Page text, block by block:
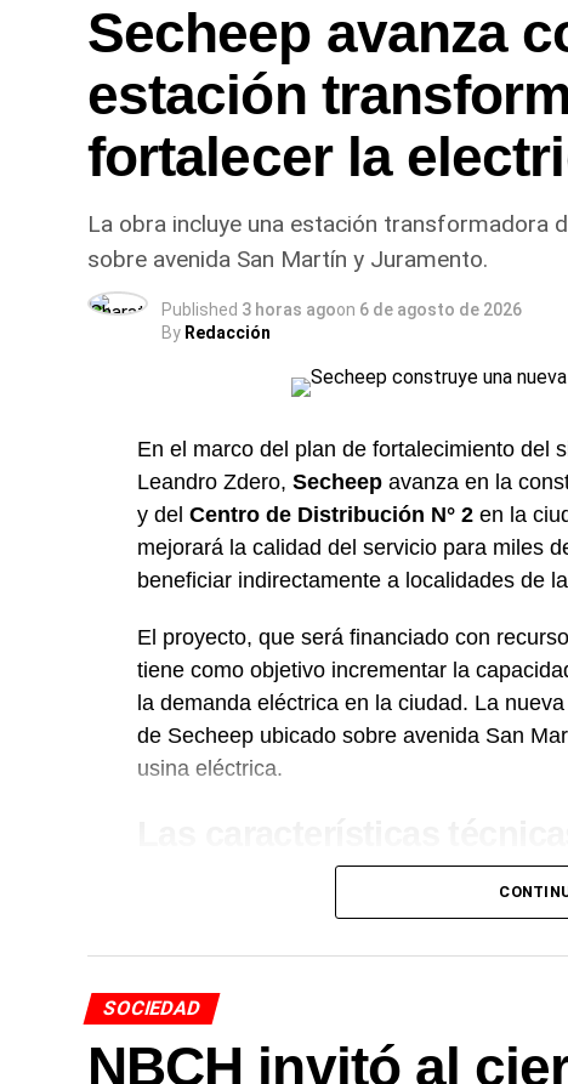
Secheep avanza
estación
fortalecer la
La obra incluye una estación transformadora
sobre avenida San Martín y Juramento.
Published 3 horas agoon 6 de agosto de 2026
By Redacción
En el marco del plan de fortalecimiento del
Leandro Zdero, Secheep avanza en la
y del Centro de Distribución N° 2 en la
mejorará la calidad del servicio para miles
beneficiar indirectamente a localidades de
El proyecto, que será financiado con
tiene como objetivo incrementar la
la demanda eléctrica en la ciudad. La
de Secheep ubicado sobre avenida San
usina eléctrica.
La obra contempla la construcción de una
KV, equipada con un transformador de
protección, maniobra, medición y
tensión de 33 KV, con una extensión de
estación transformadora de alta tensión ya
SOCIEDAD
NBCH invitó al